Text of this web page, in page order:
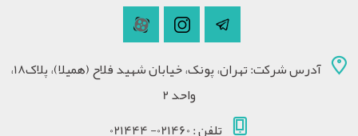
آدرس شرکت: تهران، پونک، خیابان شهید فلاح (همیلا)، پلاک18،
واحد 2
تلفن : 021460- 021444